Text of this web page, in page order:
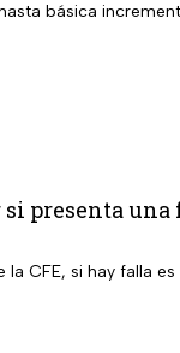
básica
si presenta
CFE, si hay falla es